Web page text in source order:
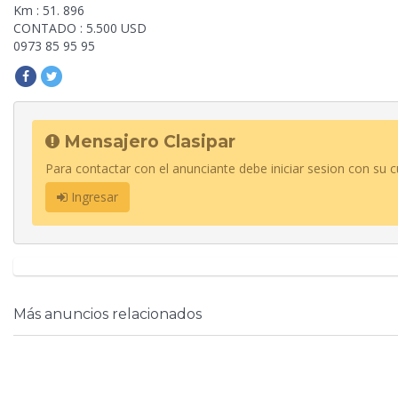
Km : 51. 896
CONTADO : 5.500 USD
0973 85 95 95
Mensajero Clasipar
Para contactar con el anunciante debe iniciar sesion con su
Ingresar
Más anuncios relacionados